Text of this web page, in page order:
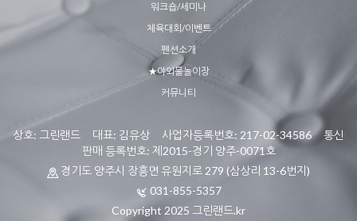
워크숍/세미나
체육대회/이벤트
펜션소개
★야외물놀이장
커뮤니티
상호: 그린랜드 대표: 김유상 사업자등록번호: 217-02-34586 통신
판매 등록번호: 제2015-경기 양주-0071호
경기도 양주시 장흥면 유원지로 279 (삼상리 13-6번지)
031-855-5357
Copyright 2025 그린랜드.kr